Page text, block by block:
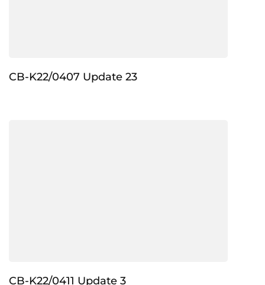
CB-K22/0407 Update 23
CB-K22/0411 Update 3